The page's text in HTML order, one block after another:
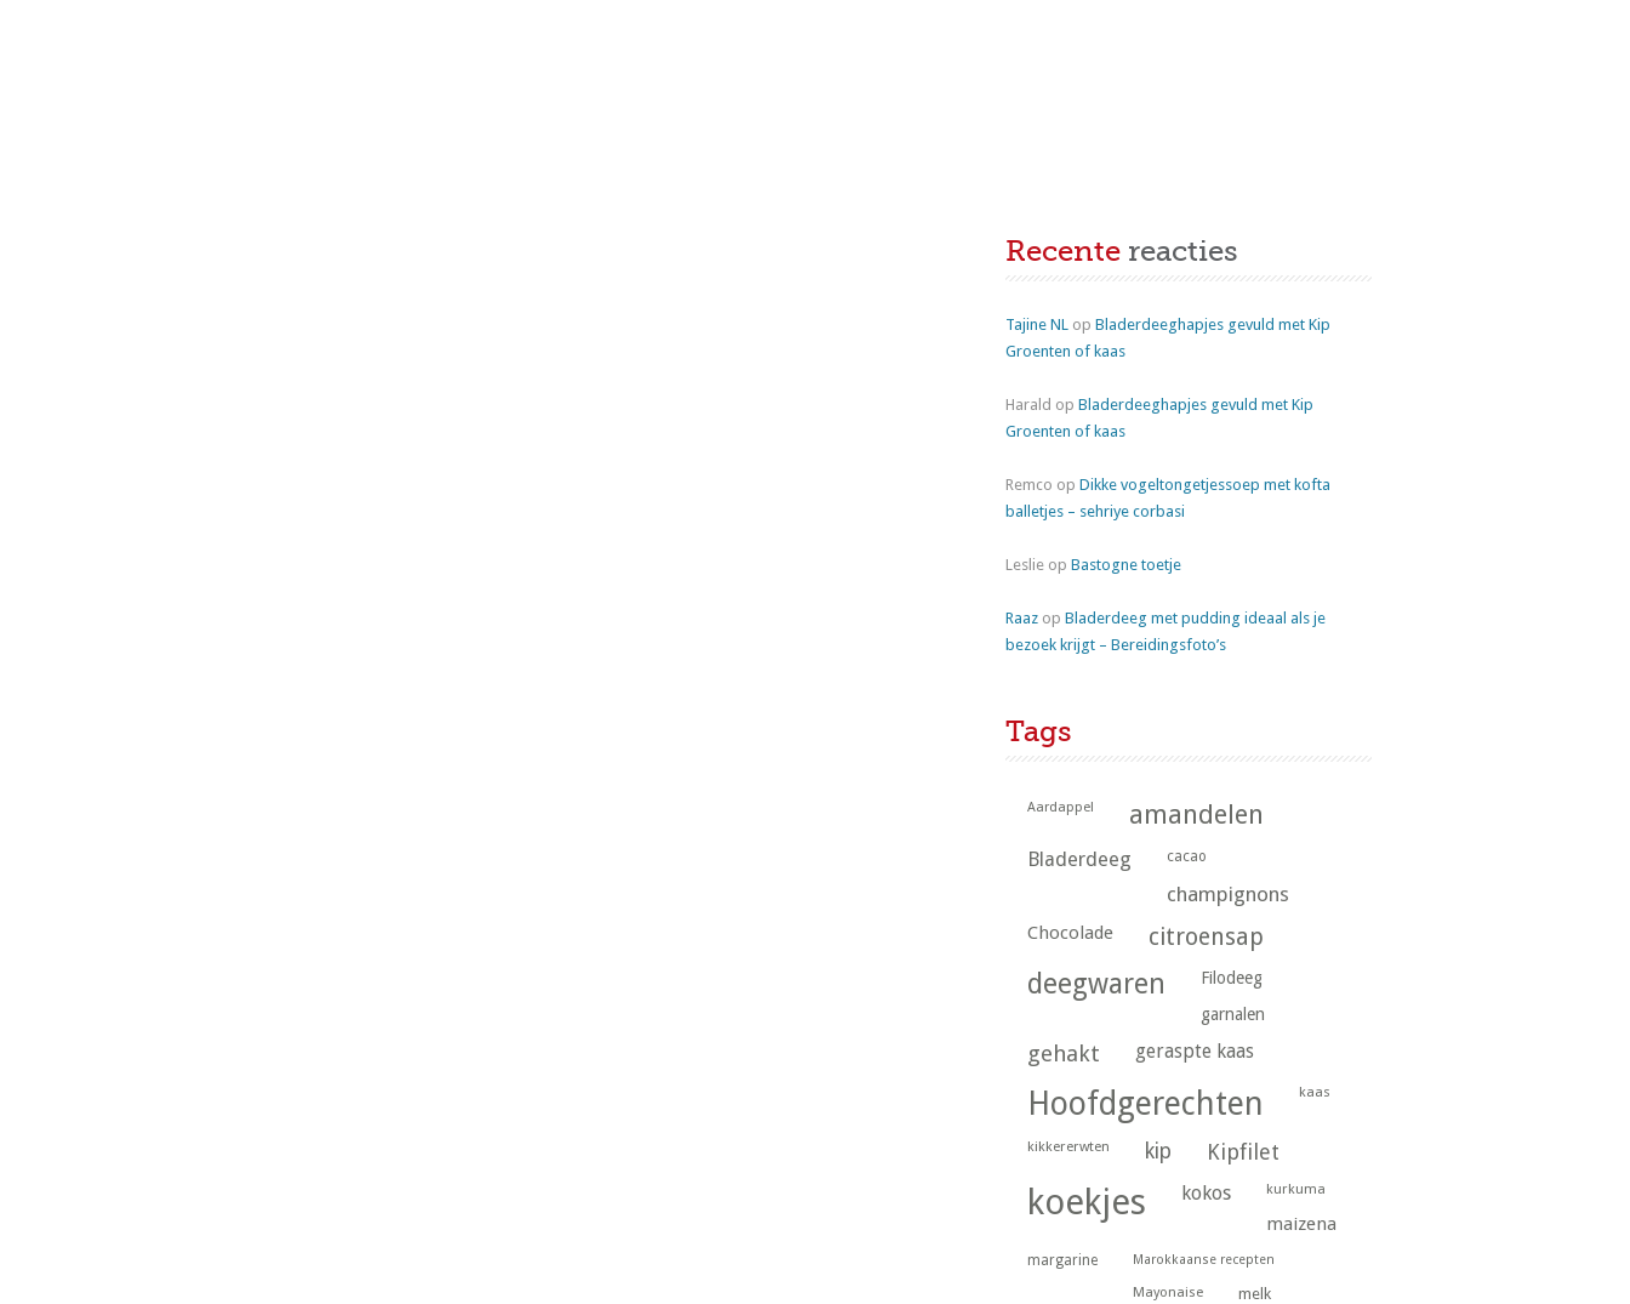
Recente reacties
Tajine NL op Bladerdeeghapjes gevuld met Kip
Groenten of kaas
Harald op Bladerdeeghapjes gevuld met Kip
Groenten of kaas
Remco op Dikke vogeltongetjessoep met kofta
balletjes – sehriye corbasi
Leslie op Bastogne toetje
Raaz op Bladerdeeg met pudding ideaal als je
bezoek krijgt – Bereidingsfoto’s
Tags
Aardappel amandelen
Bladerdeeg cacao
champignons
Chocolade citroensap
deegwaren
Filodeeg
garnalen
gehakt geraspte kaas
Hoofdgerechten kaas
kikkererwten kip Kipfilet
koekjes kokos kurkuma
maizena
margarine Marokkaanse recepten
Mayonaise
melk